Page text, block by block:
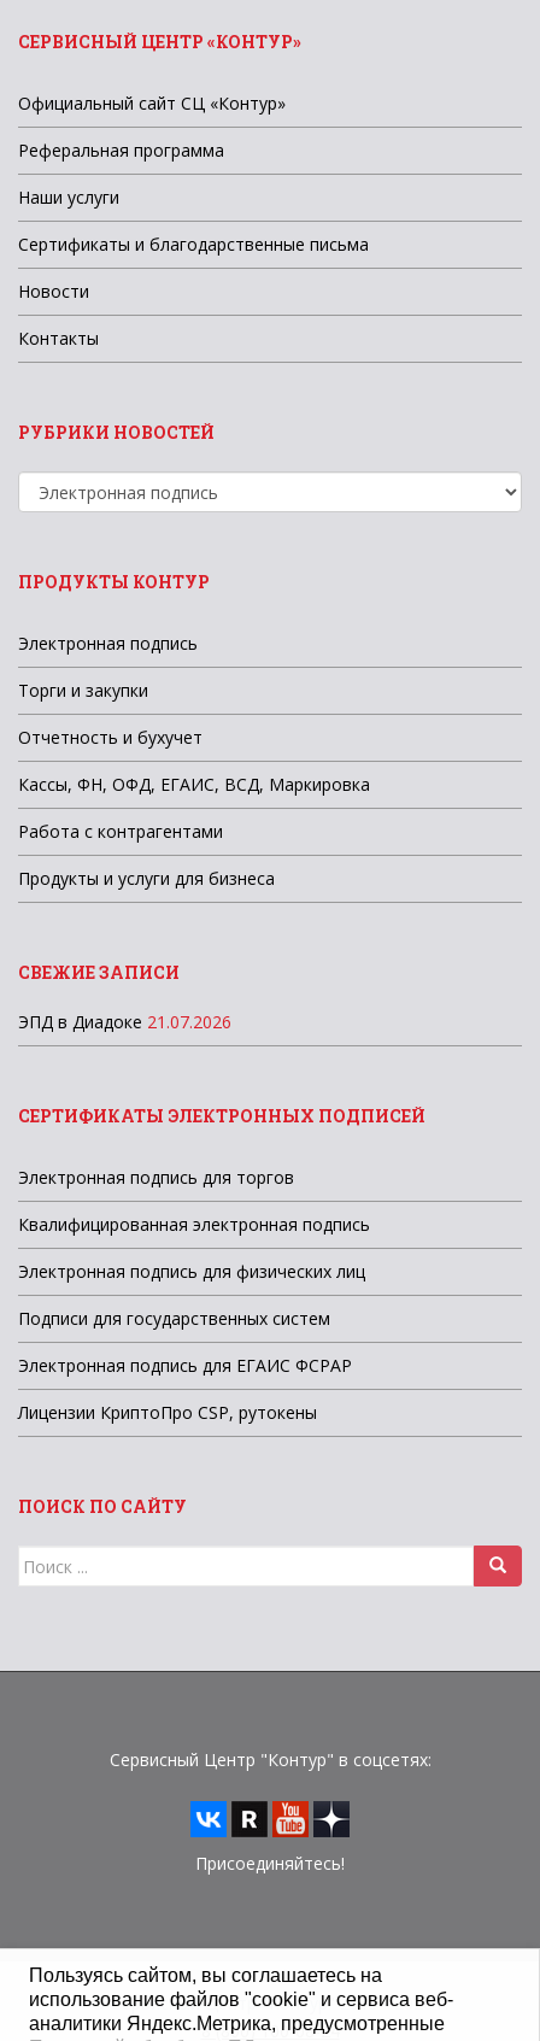
СЕРВИСНЫЙ ЦЕНТР «КОНТУР»
Официальный сайт СЦ «Контур»
Реферальная программа
Наши услуги
Сертификаты и благодарственные письма
Новости
Контакты
РУБРИКИ НОВОСТЕЙ
Рубрики
новостей
ПРОДУКТЫ КОНТУР
Электронная подпись
Торги и закупки
Отчетность и бухучет
Кассы, ФН, ОФД, ЕГАИС, ВСД, Маркировка
Работа с контрагентами
Продукты и услуги для бизнеса
СВЕЖИЕ ЗАПИСИ
ЭПД в Диадоке 21.07.2026
СЕРТИФИКАТЫ ЭЛЕКТРОННЫХ ПОДПИСЕЙ
Электронная подпись для торгов
Квалифицированная электронная подпись
Электронная подпись для физических лиц
Подписи для государственных систем
Электронная подпись для ЕГАИС ФСРАР
Лицензии КриптоПро CSP, рутокены
ПОИСК ПО САЙТУ
Поиск
для:
Сервисный Центр "Контур" в соцсетях:
Присоединяйтесь!
© Сервисный Центр "Контур" 2015 - 2026 г.
8 (800) 100-08-24
Пользуясь сайтом, вы соглашаетесь на
использование файлов "cookie" и сервиса веб-
аналитики Яндекс.Метрика, предусмотренные